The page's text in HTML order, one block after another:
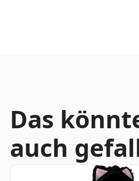
Das
auch